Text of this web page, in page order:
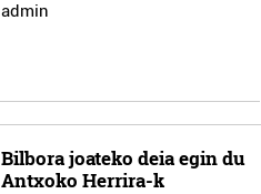
admin
Bilbora joateko deia egin du
Antxoko Herrira-k